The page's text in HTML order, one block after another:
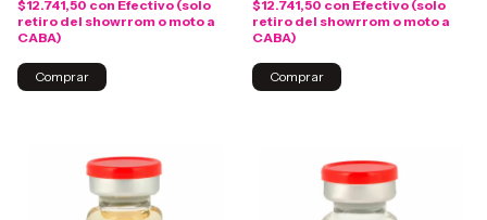
$12.741,50 con Efectivo (solo
retiro del showrrom o moto a
CABA)
$12.741,50 con Efectivo (solo
retiro del showrrom o moto a
CABA)